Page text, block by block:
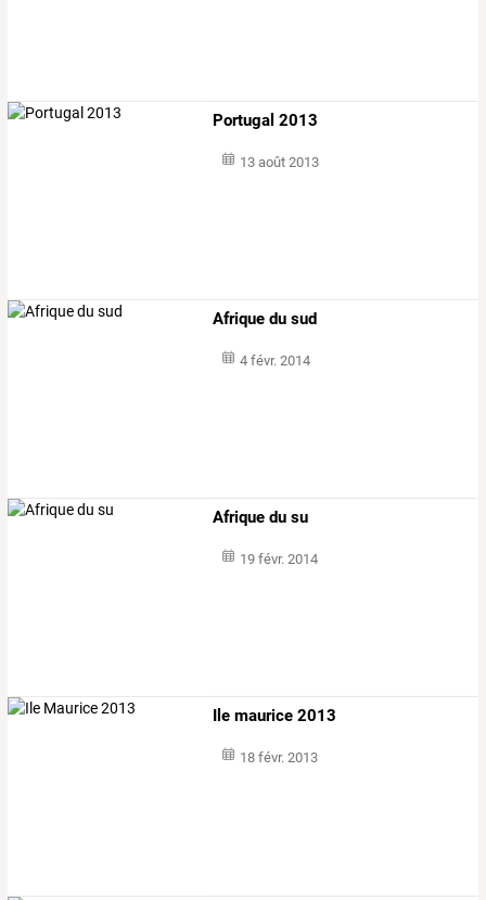
Portugal 2013
13 août 2013
Afrique du sud
4 févr. 2014
Afrique du su
19 févr. 2014
Ile maurice 2013
18 févr. 2013